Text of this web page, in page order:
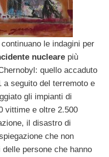
le indagini per
nucleare più
quello accaduto
a seguito del terremoto e
gli impianti di
vittime e oltre 2.500
il disastro di
che non
persone che hanno